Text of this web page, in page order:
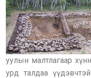
уулын малтлагаар
урд талдаа